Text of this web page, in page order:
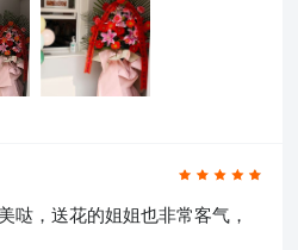
哒，送花的姐姐也非常客气，